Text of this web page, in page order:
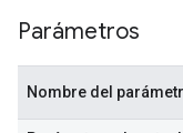
Parámetros
Nombre del